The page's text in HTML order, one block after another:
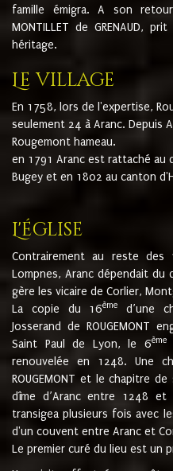
famille émigra. A son
MONTILLET de GRENAUD,
héritage.
Le village
En 1758, lors de l'expertise,
seulement 24 à Aranc. Depuis
Rougemont hameau.
en 1791 Aranc est rattaché au
Bugey et en 1802 au canton
L'église
Contrairement au reste des
Lompnes, Aranc dépendait du
gère les vicaire de Corlier,
La copie du 16ème
d’une
Josserand de ROUGEMONT
Saint Paul de Lyon, le 6ème
renouvelée en 1248. Une
ROUGEMONT et le chapitre
dîme d’Aranc entre 1248 et
transigea plusieurs fois avec
d'un couvent entre Aranc et
Le premier curé du lieu est un